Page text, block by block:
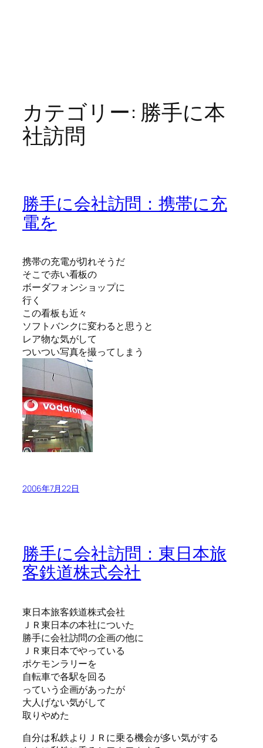
カテゴリー: 勝手に本
社訪問
勝手に会社訪問：携帯に充
電を
携帯の充電が切れそうだ
そこで赤い看板の
ボーダフォンショップに
行く
この看板も近々
ソフトバンクに変わると思うと
レア物な気がして
ついつい写真を撮ってしまう
2006年7月22日
勝手に会社訪問：東日本旅
客鉄道株式会社
東日本旅客鉄道株式会社
ＪＲ東日本の本社についた
勝手に会社訪問の企画の他に
ＪＲ東日本でやっている
ポケモンラリーを
自転車で各駅を回る
っていう企画があったが
大人げない気がして
取りやめた
自分は私鉄よりＪＲに乗る機会が多い気がする